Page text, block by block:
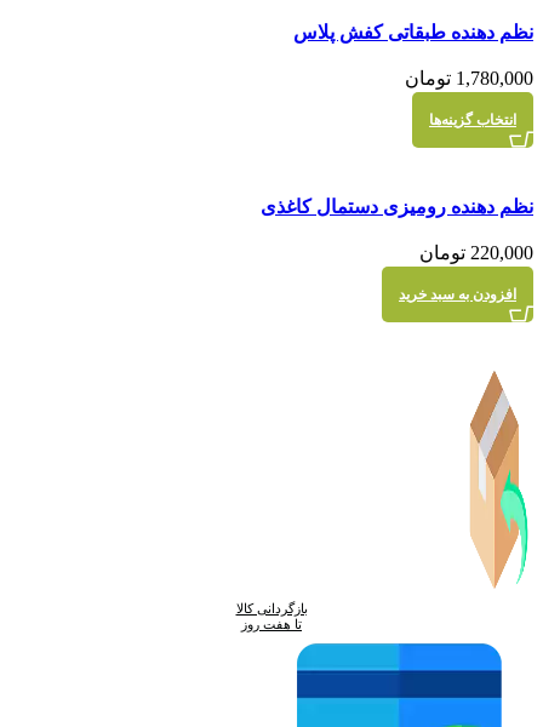
نمایش سریع
نظم دهنده طبقاتی کفش پلاس
1,780,000 تومان
انتخاب گزینه‌ها
این
محصول
مختلفی
باشد.
گزینه
ها
است
صفحه
محصول
انتخاب
شوند
نمایش سریع
نظم دهنده رومیزی دستمال کاغذی
220,000 تومان
افزودن به سبد خرید
بازگردانی کالا
تا هفت روز